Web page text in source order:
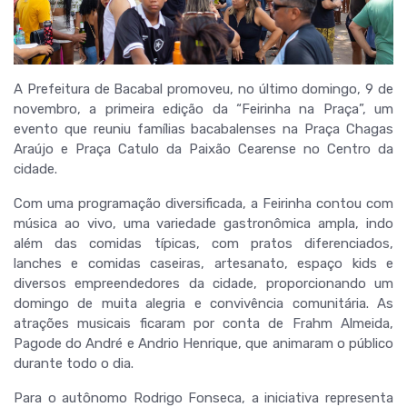
A Prefeitura de Bacabal promoveu, no último domingo, 9 de
novembro, a primeira edição da “Feirinha na Praça”, um
evento que reuniu famílias bacabalenses na Praça Chagas
Araújo e Praça Catulo da Paixão Cearense no Centro da
cidade.
Com uma programação diversificada, a Feirinha contou com
música ao vivo, uma variedade gastronômica ampla, indo
além das comidas típicas, com pratos diferenciados,
lanches e comidas caseiras, artesanato, espaço kids e
diversos empreendedores da cidade, proporcionando um
domingo de muita alegria e convivência comunitária. As
atrações musicais ficaram por conta de Frahm Almeida,
Pagode do André e Andrio Henrique, que animaram o público
durante todo o dia.
Para o autônomo Rodrigo Fonseca, a iniciativa representa